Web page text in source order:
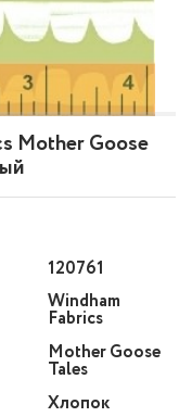
Mother Goose
120761
Windham
Fabrics
Mother Goose
Tales
Хлопок